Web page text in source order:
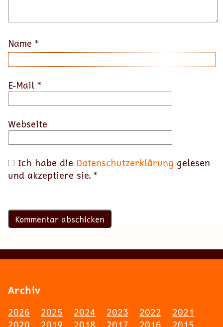
Name *
E-Mail *
Webseite
Ich habe die Datenschutzerklärung gelesen
und akzeptiere sie. *
Archiv
2026 2025 2024 2023 2022
2021